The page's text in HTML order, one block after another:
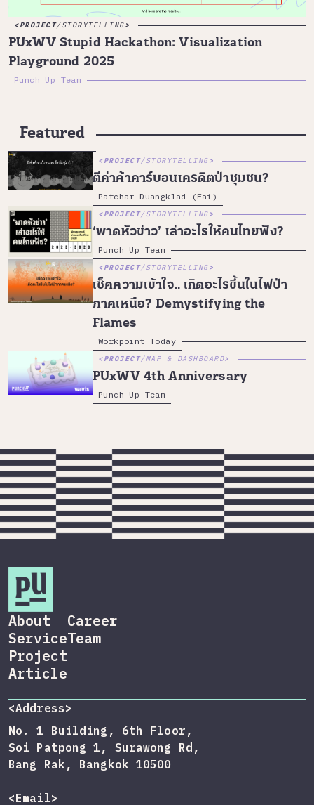
PROJECT/STORYTELLING
PUxWV Stupid Hackathon: Visualization
Playground 2025
Punch Up Team
Featured
PROJECT/STORYTELLING
ตีค่าค้าคาร์บอนเครดิตป่าชุมชน?
Patchar Duangklad (Fai)
PROJECT/STORYTELLING
‘พาดหัวข่าว’ เล่าอะไรให้คนไทยฟัง?
Punch Up Team
PROJECT/STORYTELLING
เช็คความเข้าใจ.. เกิดอะไรขึ้นในไฟป่า
ภาคเหนือ? Demystifying the
Flames
Workpoint Today
PROJECT/MAP & DASHBOARD
PUxWV 4th Anniversary
Punch Up Team
About
Service
Project
Article
Career
Team
<Address>
No. 1 Building, 6th Floor,
Soi Patpong 1, Surawong Rd,
Bang Rak, Bangkok 10500
<Email>